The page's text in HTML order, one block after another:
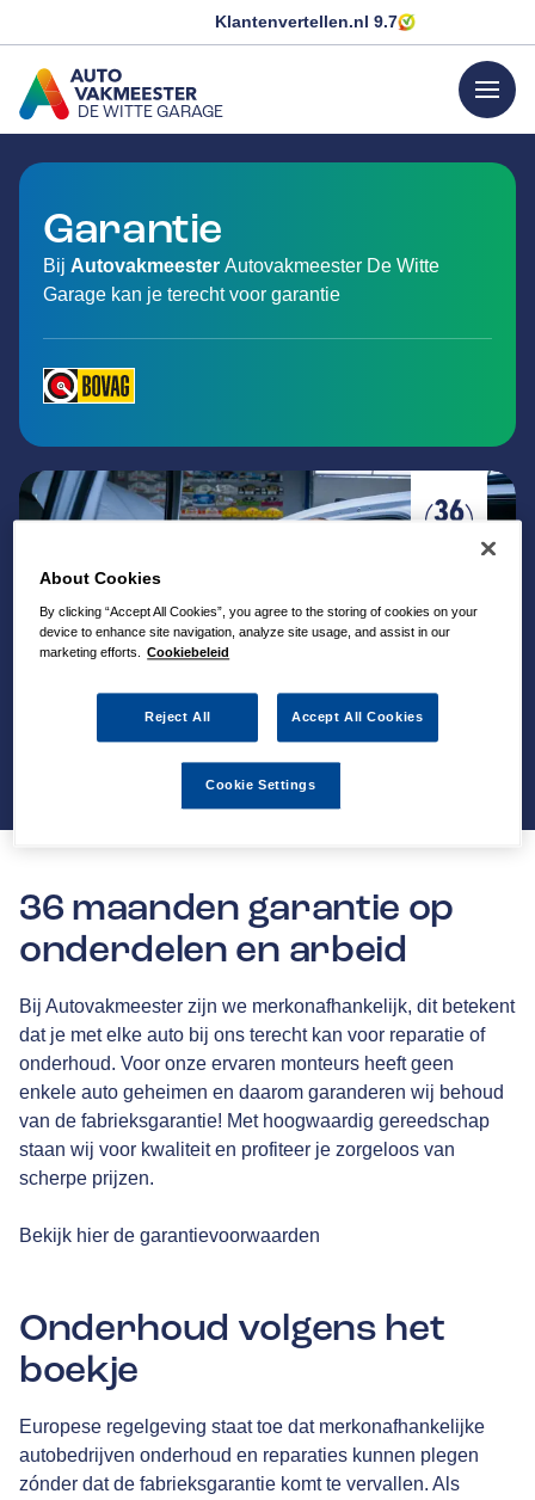
About Cookies
By clicking “Accept All Cookies”, you agree to the storing of cookies on your
device to enhance site navigation, analyze site usage, and assist in our
marketing efforts.
Cookiebeleid
Reject All Accept All Cookies
Cookie Settings
Klantenvertellen.nl 9.7
DE WITTE GARAGE
GA NAAR DE HOMEPAGINA
menu
Garantie
Bij Autovakmeester Autovakmeester De Witte
Garage kan je terecht voor garantie
36 maanden garantie op
onderdelen en arbeid
Bij Autovakmeester zijn we merkonafhankelijk, dit betekent
dat je met elke auto bij ons terecht kan voor reparatie of
onderhoud. Voor onze ervaren monteurs heeft geen
enkele auto geheimen en daarom garanderen wij behoud
van de fabrieksgarantie! Met hoogwaardig gereedschap
staan wij voor kwaliteit en profiteer je zorgeloos van
scherpe prijzen.
Bekijk hier de garantievoorwaarden
Onderhoud volgens het
boekje
Europese regelgeving staat toe dat merkonafhankelijke
autobedrijven onderhoud en reparaties kunnen plegen
zónder dat de fabrieksgarantie komt te vervallen. Als